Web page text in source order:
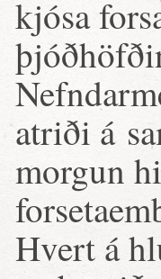
kjósa
atriði á
morgun
Hvert á